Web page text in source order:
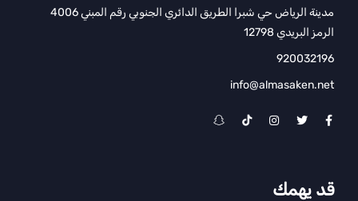
مدينة الرياض حي شبرا الطريق الدائري الجنوبي رقم المبني 4006
الرمز البريدي 12798
920032196
info@almasaken.net
قد يهمك